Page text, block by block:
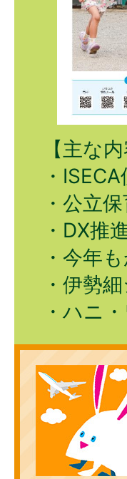
【主な内
・
・公立
・DX推
・今年
・伊勢
・ハニ